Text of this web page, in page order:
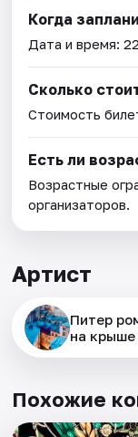
Когда
Дата и время:
Сколько
Стоимость
Есть ли
Возрастные
организаторов.
Артист
Питер
на крыше
Похожие